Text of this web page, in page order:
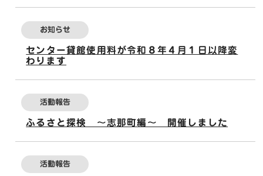
お知らせ
センター貸館使用料が令和８年４月１日以降変
わります
活動報告
ふるさと探検 ～志那町編～ 開催しました
活動報告